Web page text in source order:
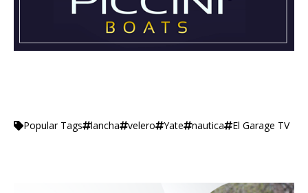
Popular Tags lancha velero Yate nautica El Garage TV